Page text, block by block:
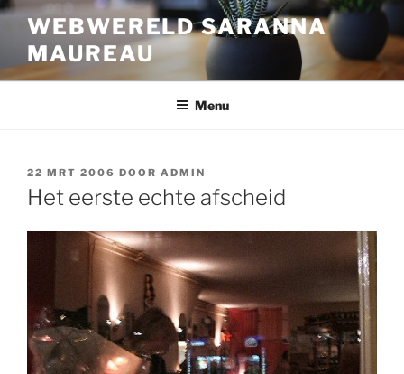
Ga
inhoud
WEBWERELD SARANNA
MAUREAU
Menu
GEPLAATST
OP
22 MRT 2006 DOOR ADMIN
Het eerste echte afscheid